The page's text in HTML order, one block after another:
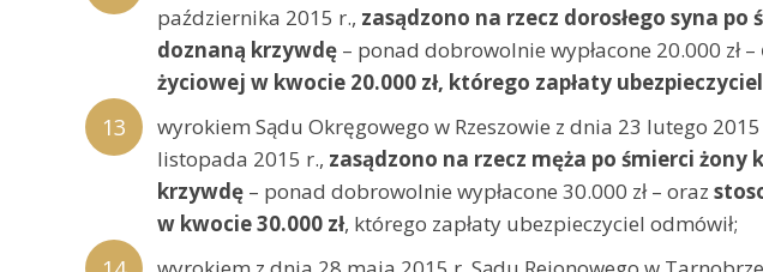
października 2015 r., zasądzono na rzecz dorosłego syna
doznaną krzywdę – ponad dobrowolnie wypłacone 20.000 zł –
życiowej w kwocie 20.000 zł, którego zapłaty
wyrokiem Sądu Okręgowego w Rzeszowie z dnia 23 lutego
listopada 2015 r., zasądzono na rzecz męża po śmierci
krzywdę – ponad dobrowolnie wypłacone 30.000 zł – oraz
w kwocie 30.000 zł, którego zapłaty ubezpieczyciel odmówił;